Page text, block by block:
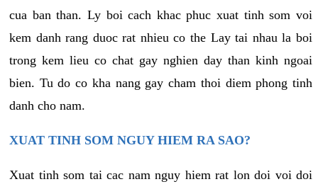
cua ban than. Ly boi cach khac phuc xuat tinh som voi
kem danh rang duoc rat nhieu co the Lay tai nhau la boi
trong kem lieu co chat gay nghien day than kinh ngoai
bien. Tu do co kha nang gay cham thoi diem phong tinh
danh cho nam.
XUAT TINH SOM NGUY HIEM RA SAO?
Xuat tinh som tai cac nam nguy hiem rat lon doi voi doi